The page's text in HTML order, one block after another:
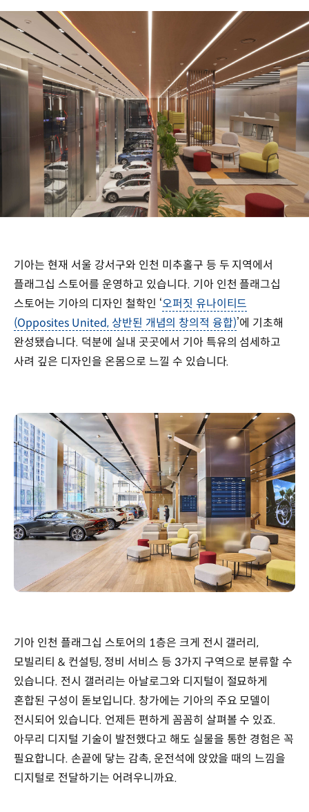
기아는 현재 서울 강서구와 인천 미추홀구 등 두 지역에서
플래그십 스토어를 운영하고 있습니다. 기아 인천 플래그십
스토어는 기아의 디자인 철학인 ‘오퍼짓 유나이티드
(Opposites United, 상반된 개념의 창의적 융합)’에 기초해
완성됐습니다. 덕분에 실내 곳곳에서 기아 특유의 섬세하고
사려 깊은 디자인을 온몸으로 느낄 수 있습니다.
기아 인천 플래그십 스토어의 1층은 크게 전시 갤러리,
모빌리티 & 컨설팅, 정비 서비스 등 3가지 구역으로 분류할 수
있습니다. 전시 갤러리는 아날로그와 디지털이 절묘하게
혼합된 구성이 돋보입니다. 창가에는 기아의 주요 모델이
전시되어 있습니다. 언제든 편하게 꼼꼼히 살펴볼 수 있죠.
아무리 디지털 기술이 발전했다고 해도 실물을 통한 경험은 꼭
필요합니다. 손끝에 닿는 감촉, 운전석에 앉았을 때의 느낌을
디지털로 전달하기는 어려우니까요.